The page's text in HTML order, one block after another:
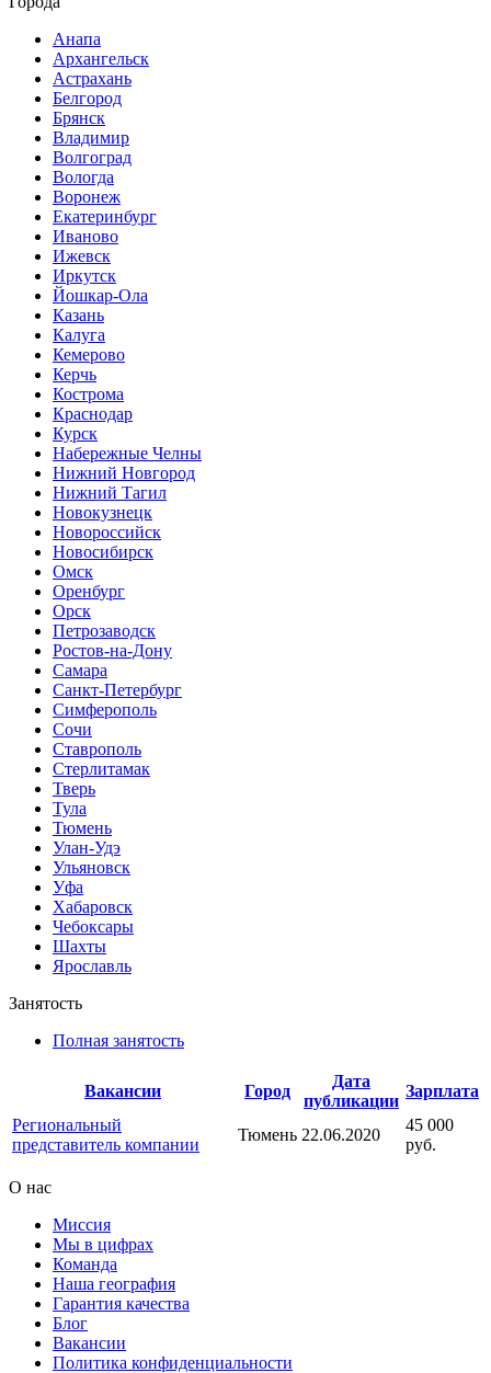
Анапа
Архангельск
Астрахань
Белгород
Брянск
Владимир
Волгоград
Вологда
Воронеж
Екатеринбург
Иваново
Ижевск
Иркутск
Йошкар-Ола
Казань
Калуга
Кемерово
Керчь
Кострома
Краснодар
Курск
Набережные Челны
Нижний Новгород
Нижний Тагил
Новокузнецк
Новороссийск
Новосибирск
Омск
Оренбург
Орск
Петрозаводск
Ростов-на-Дону
Самара
Санкт-Петербург
Симферополь
Сочи
Ставрополь
Стерлитамак
Тверь
Тула
Тюмень
Улан-Удэ
Ульяновск
Уфа
Хабаровск
Чебоксары
Шахты
Ярославль
Занятость
Полная занятость
Вакансии Город
Дата
публикации
Зарплата
Региональный
представитель компании
Тюмень 22.06.2020
45 000
руб.
О нас
Миссия
Мы в цифрах
Команда
Наша география
Гарантия качества
Блог
Вакансии
Политика конфиденциальности